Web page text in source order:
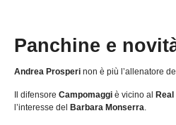
Panchine e
Andrea Prosperi non è più l’allenatore
Il difensore Campomaggi è vicino al
l’interesse del
Barbara Monserra.